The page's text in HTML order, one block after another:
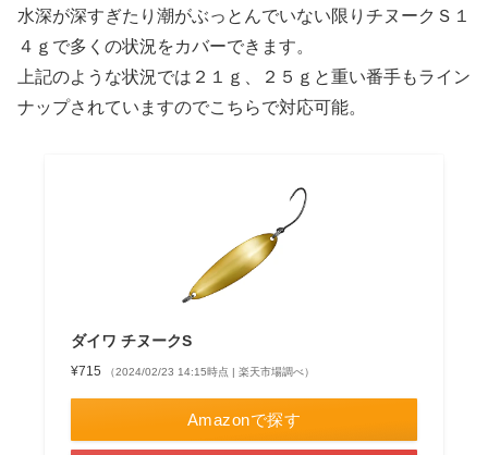
水深が深すぎたり潮がぶっとんでいない限りチヌークＳ１
４ｇで多くの状況をカバーできます。
上記のような状況では２１ｇ、２５ｇと重い番手もライン
ナップされていますのでこちらで対応可能。
ダイワ チヌークS
¥715 （2024/02/23 14:15時点 | 楽天市場調べ）
Amazonで探す